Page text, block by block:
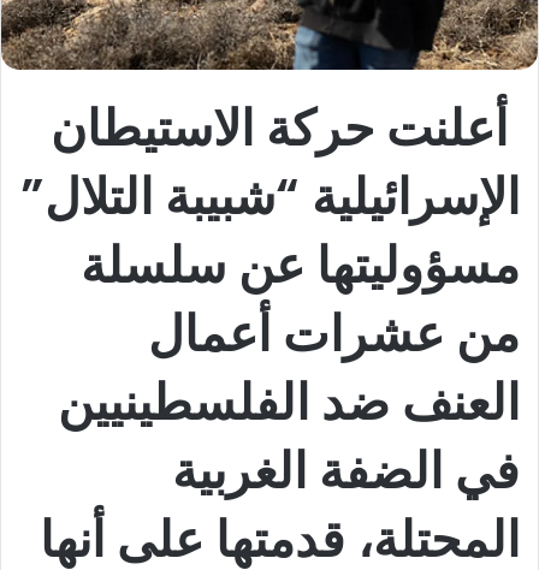
أعلنت حركة الاستيطان
الإسرائيلية “شبيبة التلال”
مسؤوليتها عن سلسلة
من عشرات أعمال
العنف ضد الفلسطينيين
في الضفة الغربية
المحتلة، قدمتها على أنها